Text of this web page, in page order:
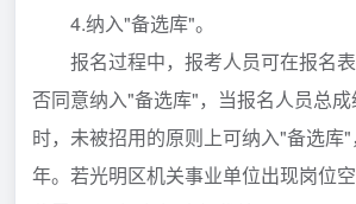
4.纳入"备选库"。
报名过程中，报考人员可在报名表
否同意纳入"备选库"，当报名人员总
时，未被招用的原则上可纳入"备选库
年。若光明区机关事业单位出现岗位